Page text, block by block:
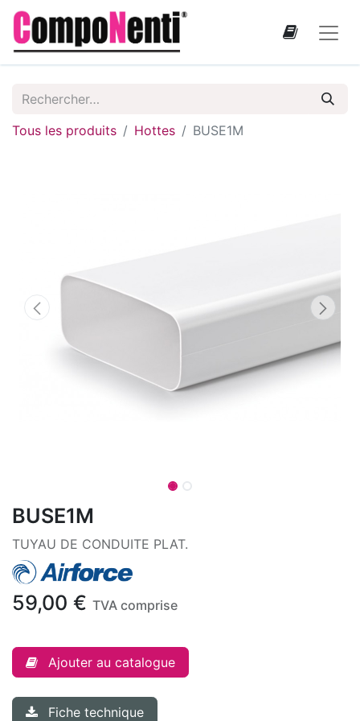
Tous les produits Hottes BUSE1M
BUSE1M
TUYAU DE CONDUITE PLAT.
59,00 € TVA comprise
Ajouter au catalogue
Fiche technique